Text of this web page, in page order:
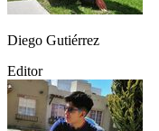
Diego Gutiérrez
Editor